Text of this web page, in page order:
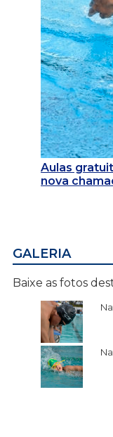
Aulas
nova
GALERIA
Baixe as fotos